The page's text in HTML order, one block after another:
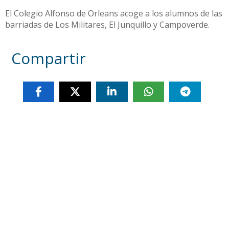
El Colegio Alfonso de Orleans acoge a los alumnos de las
barriadas de Los Militares, El Junquillo y Campoverde.
Compartir